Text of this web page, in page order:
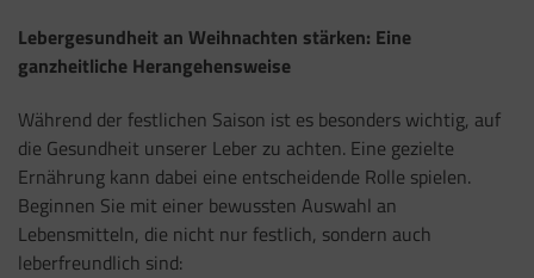
Lebergesundheit an Weihnachten stärken: Eine
ganzheitliche Herangehensweise
Während der festlichen Saison ist es besonders wichtig, auf
die Gesundheit unserer Leber zu achten. Eine gezielte
Ernährung kann dabei eine entscheidende Rolle spielen.
Beginnen Sie mit einer bewussten Auswahl an
Lebensmitteln, die nicht nur festlich, sondern auch
leberfreundlich sind: